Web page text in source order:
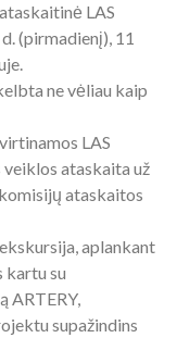
LAS
(pirmadienį), 11
ne vėliau kaip
LAS
ataskaita už
ataskaitos
aplankant
kartu su
ARTERY,
supažindins